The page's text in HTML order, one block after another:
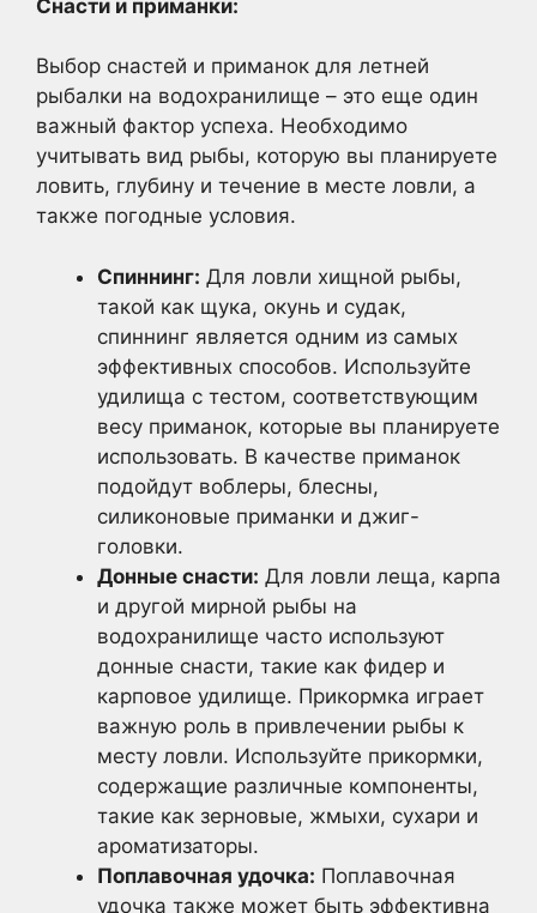
Снасти и приманки:
Выбор снастей и приманок для летней
рыбалки на водохранилище – это еще один
важный фактор успеха. Необходимо
учитывать вид рыбы, которую вы планируете
ловить, глубину и течение в месте ловли, а
также погодные условия.
Спиннинг: Для ловли хищной рыбы,
такой как щука, окунь и судак,
спиннинг является одним из самых
эффективных способов. Используйте
удилища с тестом, соответствующим
весу приманок, которые вы планируете
использовать. В качестве приманок
подойдут воблеры, блесны,
силиконовые приманки и джиг-
головки.
Донные снасти: Для ловли леща, карпа
и другой мирной рыбы на
водохранилище часто используют
донные снасти, такие как фидер и
карповое удилище. Прикормка играет
важную роль в привлечении рыбы к
месту ловли. Используйте прикормки,
содержащие различные компоненты,
такие как зерновые, жмыхи, сухари и
ароматизаторы.
Поплавочная удочка: Поплавочная
удочка также может быть эффективна